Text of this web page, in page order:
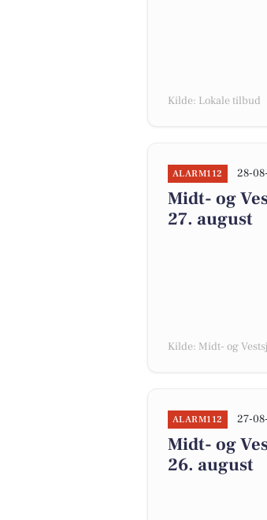
Kilde: Lokale tilbud
ALARM112 28-
Midt- og
27. august
Kilde: Midt- og
ALARM112 27-
Midt- og
26. august